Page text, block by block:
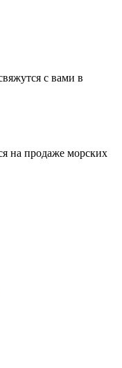
с вами в
на продаже морских